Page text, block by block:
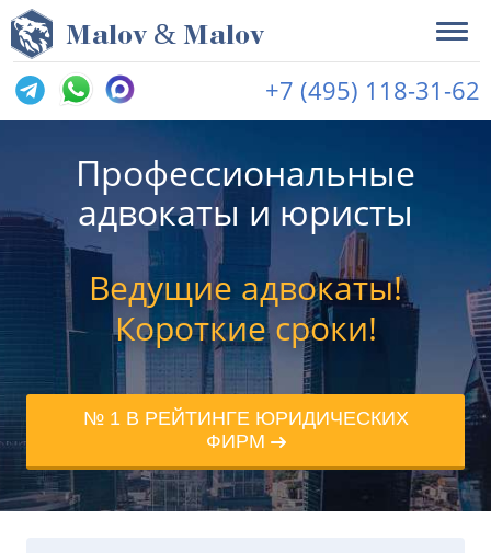
Malov & Malov
+7 (495) 118-31-62
Профессиональные
адвокаты и юристы
Ведущие адвокаты!
Короткие сроки!
№ 1 В РЕЙТИНГЕ ЮРИДИЧЕСКИХ
ФИРМ